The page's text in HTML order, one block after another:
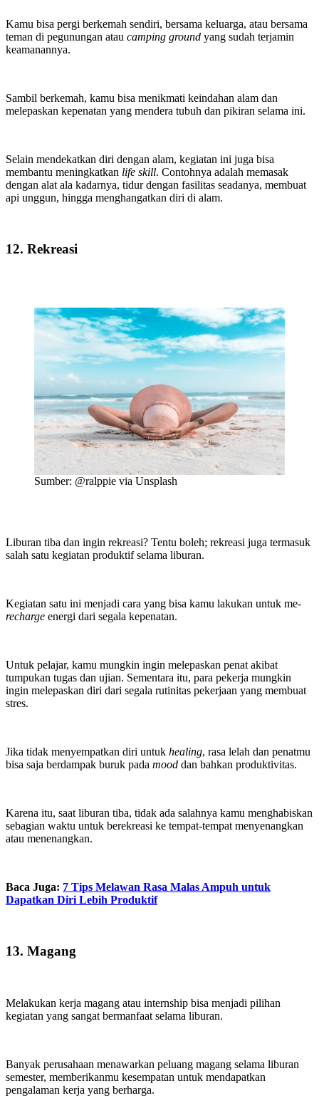
Kamu bisa pergi berkemah sendiri, bersama keluarga, atau bersama
teman di pegunungan atau camping ground yang sudah terjamin
keamanannya.
Sambil berkemah, kamu bisa menikmati keindahan alam dan
melepaskan kepenatan yang mendera tubuh dan pikiran selama ini.
Selain mendekatkan diri dengan alam, kegiatan ini juga bisa
membantu meningkatkan life skill. Contohnya adalah memasak
dengan alat ala kadarnya, tidur dengan fasilitas seadanya, membuat
api unggun, hingga menghangatkan diri di alam.
12. Rekreasi
Sumber: @ralppie via Unsplash
Liburan tiba dan ingin rekreasi? Tentu boleh; rekreasi juga termasuk
salah satu kegiatan produktif selama liburan.
Kegiatan satu ini menjadi cara yang bisa kamu lakukan untuk me-
recharge energi dari segala kepenatan.
Untuk pelajar, kamu mungkin ingin melepaskan penat akibat
tumpukan tugas dan ujian. Sementara itu, para pekerja mungkin
ingin melepaskan diri dari segala rutinitas pekerjaan yang membuat
stres.
Jika tidak menyempatkan diri untuk healing, rasa lelah dan penatmu
bisa saja berdampak buruk pada mood dan bahkan produktivitas.
Karena itu, saat liburan tiba, tidak ada salahnya kamu menghabiskan
sebagian waktu untuk berekreasi ke tempat-tempat menyenangkan
atau menenangkan.
Baca Juga: 7 Tips Melawan Rasa Malas Ampuh untuk
Dapatkan Diri Lebih Produktif
13. Magang
Melakukan kerja magang atau internship bisa menjadi pilihan
kegiatan yang sangat bermanfaat selama liburan.
Banyak perusahaan menawarkan peluang magang selama liburan
semester, memberikanmu kesempatan untuk mendapatkan
pengalaman kerja yang berharga.